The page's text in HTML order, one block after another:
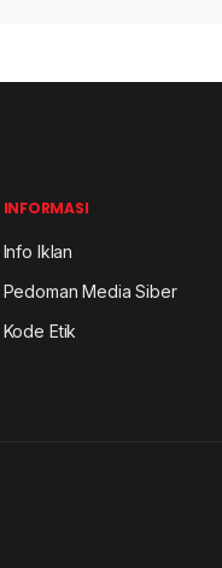
INFORMASI
Info Iklan
Pedoman Media Siber
Kode Etik